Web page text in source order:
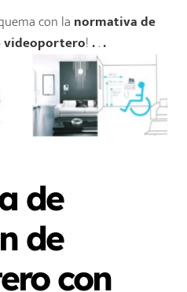
con la normativa de
videoportero!...
de
de
con